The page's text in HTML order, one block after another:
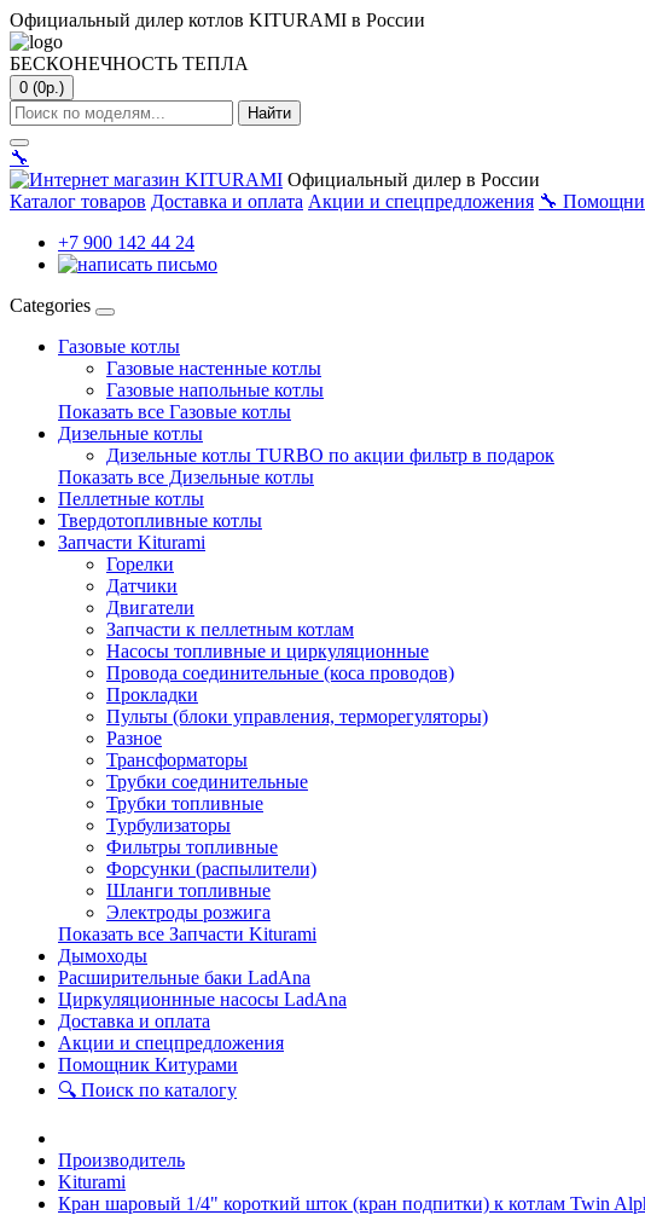
Официальный дилер котлов KITURAMI в России
БЕСКОНЕЧНОСТЬ ТЕПЛА
0 (0р.)
Найти
🔧
Официальный дилер в России
Каталог товаров Доставка и оплата Акции и спецпредложения 🔧
+7 900 142 44 24
Categories
Газовые котлы
Газовые настенные котлы
Газовые напольные котлы
Показать все Газовые котлы
Дизельные котлы
Дизельные котлы TURBO по акции фильтр в подарок
Показать все Дизельные котлы
Пеллетные котлы
Твердотопливные котлы
Запчасти Kiturami
Горелки
Датчики
Двигатели
Запчасти к пеллетным котлам
Насосы топливные и циркуляционные
Провода соединительные (коса проводов)
Прокладки
Пульты (блоки управления, терморегуляторы)
Разное
Трансформаторы
Трубки соединительные
Трубки топливные
Турбулизаторы
Фильтры топливные
Форсунки (распылители)
Шланги топливные
Электроды розжига
Показать все Запчасти Kiturami
Дымоходы
Расширительные баки LadAna
Циркуляционнные насосы LadAna
Доставка и оплата
Акции и спецпредложения
Помощник Китурами
🔍 Поиск по каталогу
Производитель
Kiturami
Кран шаровый 1/4" короткий шток (кран подпитки) к котлам Twin